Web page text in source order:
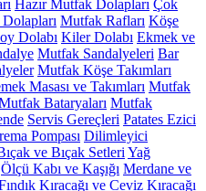
Hazır Mutfak Dolapları Çok
Mutfak Rafları Köşe
Dolabı Kiler Dolabı Ekmek ve
Mutfak Sandalyeleri Bar
Mutfak Köşe Takımları
Masası ve Takımları Mutfak
Bataryaları Mutfak
Servis Gereçleri Patates Ezici
Pompası Dilimleyici
ve Bıçak Setleri Yağ
Ölçü Kabı ve Kaşığı Merdane ve
Kıracağı ve Ceviz Kıracağı